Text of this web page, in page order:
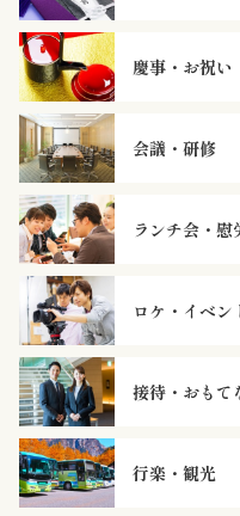
一
品・
オ
プ
シ
ョ
ン
近
江
牛・
慶事・お祝い
会議・研修
ランチ会・慰
ロケ・イベン
接待・おもて
行楽・観光